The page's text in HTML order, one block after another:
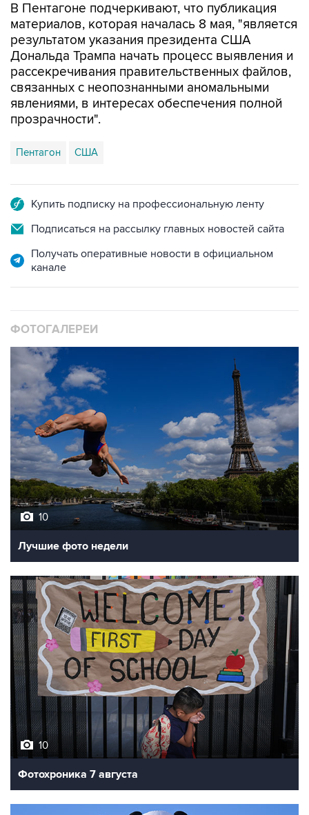
В Пентагоне подчеркивают, что публикация
материалов, которая началась 8 мая, "является
результатом указания президента США
Дональда Трампа начать процесс выявления и
рассекречивания правительственных файлов,
связанных с неопознанными аномальными
явлениями, в интересах обеспечения полной
прозрачности".
Пентагон США
Купить подписку на профессиональную ленту
Подписаться на рассылку главных новостей сайта
Получать оперативные новости в официальном
канале
ФОТОГАЛЕРЕИ
10
Лучшие фото недели
10
Фотохроника 7 августа